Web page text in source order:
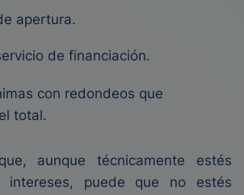
apertura.
de financiación.
con redondeos que
total.
aunque técnicamente estés
intereses, puede que no estés